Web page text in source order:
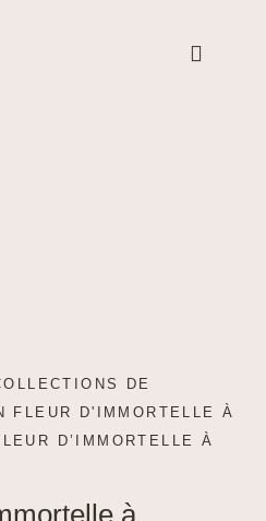
DE
FLEUR D'IMMORTELLE À
D’IMMORTELLE À
à